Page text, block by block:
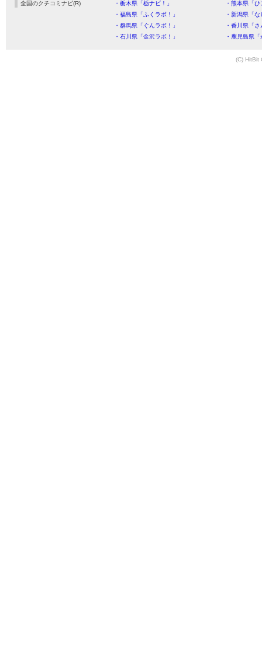
全国のクチコミナビ(R) ・栃木県「栃ナビ！」
・熊本県「
・福島県「ふくラボ！」
・新潟県「
・群馬県「ぐんラボ！」
・香川県「
・石川県「金沢ラボ！」
・鹿児島県
(C) HitBit